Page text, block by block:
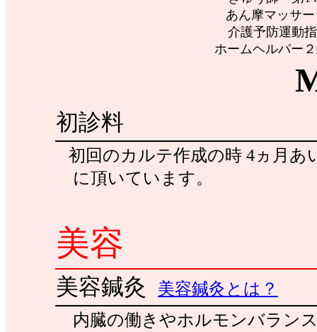
あん摩マッサ
介護予防運動指
ホームヘルパー２
初診料
初回のカルテ作成の時 4ヵ月
に頂いています。
美容
美容鍼灸
美容鍼灸とは？
内臓の働きやホルモンバラン